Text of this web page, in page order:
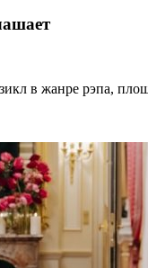
в жанре рэпа,